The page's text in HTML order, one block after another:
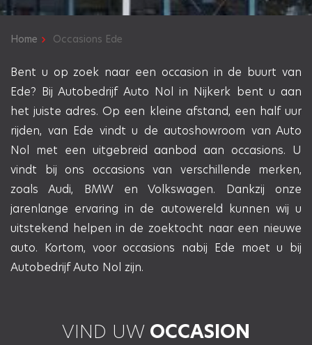
Home Occasions Ede
Bent u op zoek naar een occasion in de buurt van
Ede? Bij Autobedrijf Auto Nol in Nijkerk bent u aan
het juiste adres. Op een kleine afstand, een half uur
rijden, van Ede vindt u de autoshowroom van Auto
Nol met een uitgebreid aanbod aan occasions. U
vindt bij ons occasions van verschillende merken,
zoalsAudi, BMWenVolkswagen. Dankzij onze
jarenlange ervaring in de autowereld kunnen wij u
uitstekend helpen in de zoektocht naar een nieuwe
auto. Kortom, voor occasions nabij Ede moet u bij
Autobedrijf Auto Nol zijn.
VIND UW OCCASION